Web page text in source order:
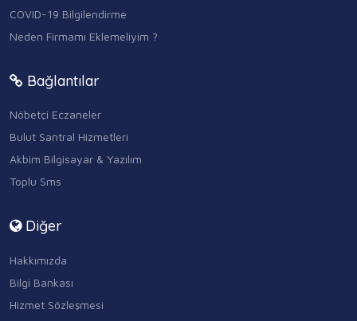
COVID-19 Bilgilendirme
Neden Firmamı Eklemeliyim ?
Bağlantılar
Nöbetçi Eczaneler
Bulut Santral Hizmetleri
Akbim Bilgisayar & Yazılım
Toplu Sms
Diğer
Hakkımızda
Bilgi Bankası
Hizmet Sözleşmesi